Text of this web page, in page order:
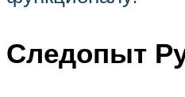
Следопыт